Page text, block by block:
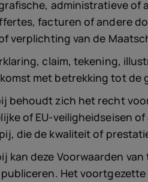
administratieve
facturen of andere
verplichting van de
claim, tekening,
met betrekking tot de
behoudt zich het recht
of EU-veiligheidseisen
die de kwaliteit of
kan deze Voorwaarden
Het